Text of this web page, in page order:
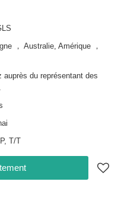
， Australie, Amérique ，
auprès du représentant des
T/T